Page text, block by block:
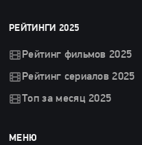
РЕЙТИНГИ 2025
Рейтинг фильмов 2025
Рейтинг сериалов 2025
Топ за месяц 2025
МЕНЮ